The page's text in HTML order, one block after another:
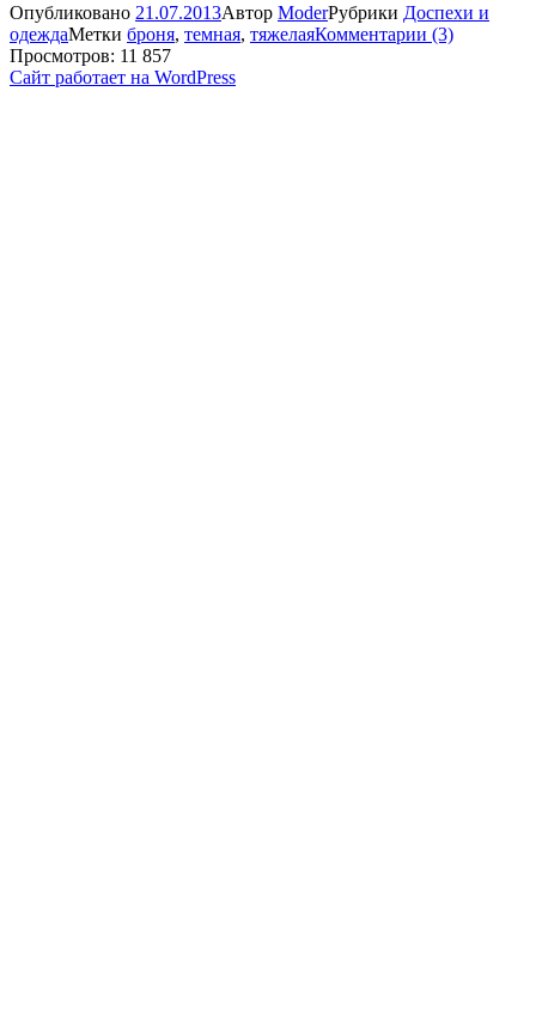
Опубликовано 21.07.2013Автор ModerРубрики Доспехи и
одеждаМетки броня, темная, тяжелаяКомментарии (3)
Просмотров: 11 857
Сайт работает на WordPress